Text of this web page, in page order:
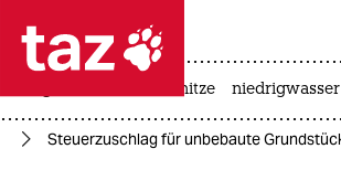
 taz zahl ich
taz zahl ich
hitze niedrigwasser
Steuerzuschlag für unbebaute